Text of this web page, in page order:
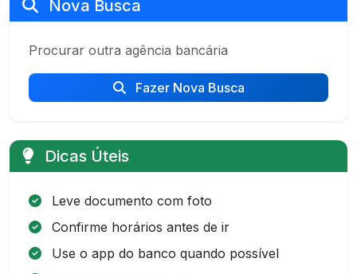
Nova Busca
Procurar outra agência bancária
Fazer Nova Busca
Dicas Úteis
Leve documento com foto
Confirme horários antes de ir
Use o app do banco quando possível